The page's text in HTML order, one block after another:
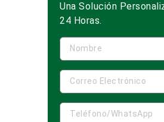
Una Solución
24 Horas.